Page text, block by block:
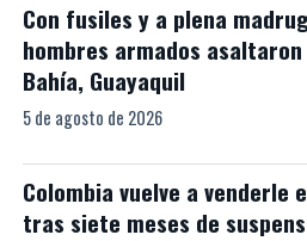
Con fusiles y a plena
hombres armados
Bahía, Guayaquil
5 de agosto de 2026
Colombia vuelve a venderle
tras siete meses de